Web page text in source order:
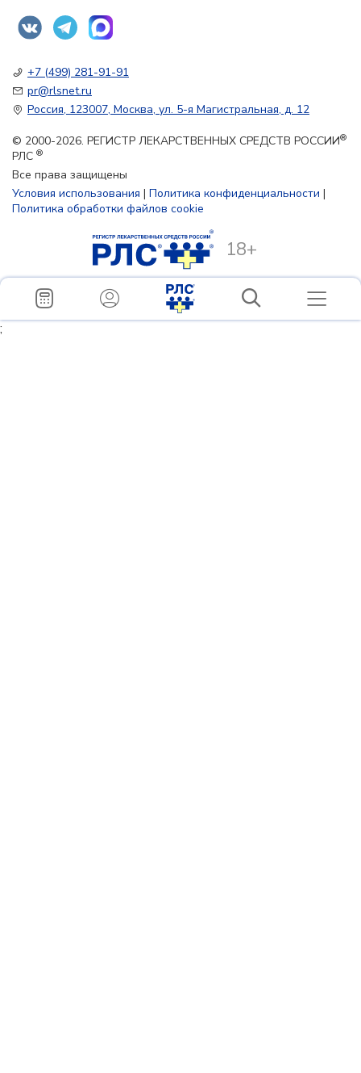
+7 (499) 281-91-91
pr@rlsnet.ru
Россия, 123007, Москва, ул. 5-я Магистральная, д. 12
© 2000-2026. РЕГИСТР ЛЕКАРСТВЕННЫХ СРЕДСТВ РОССИИ®
РЛС ®
Все права защищены
Условия использования | Политика конфиденциальности |
Политика обработки файлов cookie
18+
;